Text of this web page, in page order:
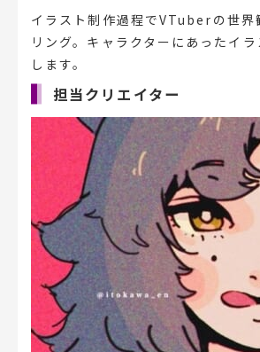
イラスト制作過程でVTuberの世界
リング。キャラクターにあったイ
します。
担当クリエイター